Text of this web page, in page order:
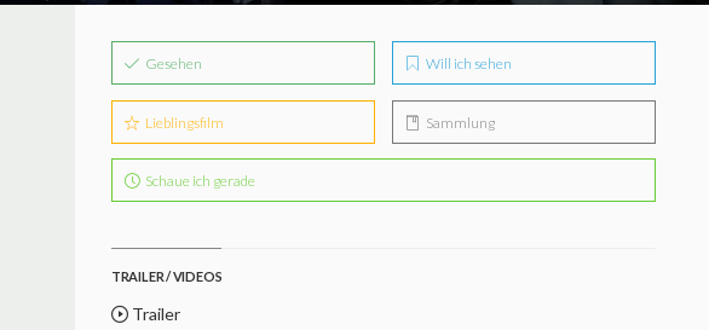
Gesehen Will ich sehen
Lieblingsfilm Sammlung
Schaue ich gerade
TRAILER / VIDEOS
Trailer